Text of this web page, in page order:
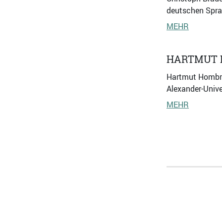
deutschen
MEHR
HARTMUT
Hartmut
Alexander-
MEHR